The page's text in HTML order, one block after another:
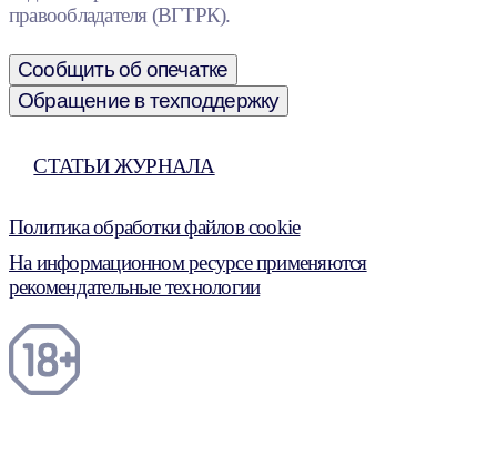
правообладателя (ВГТРК).
Сообщить об опечатке
Обращение в техподдержку
СТАТЬИ ЖУРНАЛА
Политика обработки файлов cookie
На информационном ресурсе применяются
рекомендательные технологии